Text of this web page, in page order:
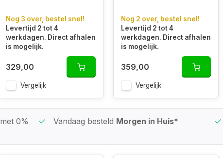
Nog 3 over, bestel snel!
Levertijd 2 tot 4
werkdagen. Direct afhalen
is mogelijk.
329,00
Vergelijk
Nog 2 over, bestel snel!
Levertijd 2 tot 4
werkdagen. Direct afhalen
is mogelijk.
359,00
Vergelijk
met 0%
Vandaag besteld Morgen in Huis*